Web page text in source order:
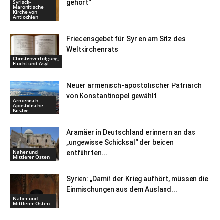
Syrisch-
Maronitische
Kirche von
Antiochien
gehört“
Christenverfolgung,
Flucht und Asyl
Friedensgebet für Syrien am Sitz des
Weltkirchenrats
Armenisch-
Apostolische
Kirche
Neuer armenisch-apostolischer Patriarch
von Konstantinopel gewählt
Naher und
Mittlerer Osten
Aramäer in Deutschland erinnern an das
„ungewisse Schicksal“ der beiden
entführten...
Naher und
Mittlerer Osten
Syrien: „Damit der Krieg aufhört, müssen die
Einmischungen aus dem Ausland...